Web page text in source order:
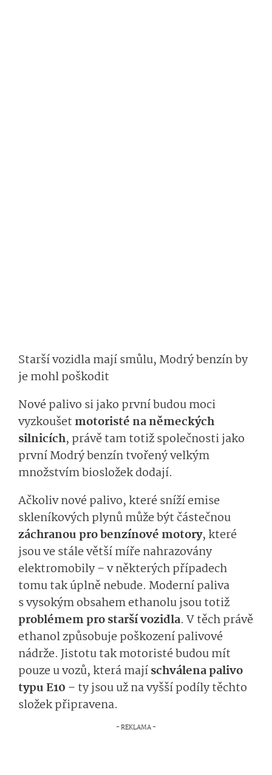
Starší vozidla mají smůlu, Modrý benzín by
je mohl poškodit
Nové palivo si jako první budou moci
vyzkoušet motoristé na německých
silnicích, právě tam totiž společnosti jako
první Modrý benzín tvořený velkým
množstvím biosložek dodají.
Ačkoliv nové palivo, které sníží emise
skleníkových plynů může být částečnou
záchranou pro benzínové motory, které
jsou ve stále větší míře nahrazovány
elektromobily – v některých případech
tomu tak úplně nebude. Moderní paliva
s vysokým obsahem ethanolu jsou totiž
problémem pro starší vozidla. V těch právě
ethanol způsobuje poškození palivové
nádrže. Jistotu tak motoristé budou mít
pouze u vozů, která majíschválena palivo
typu E10 – ty jsou už na vyšší podíly těchto
složek připravena.